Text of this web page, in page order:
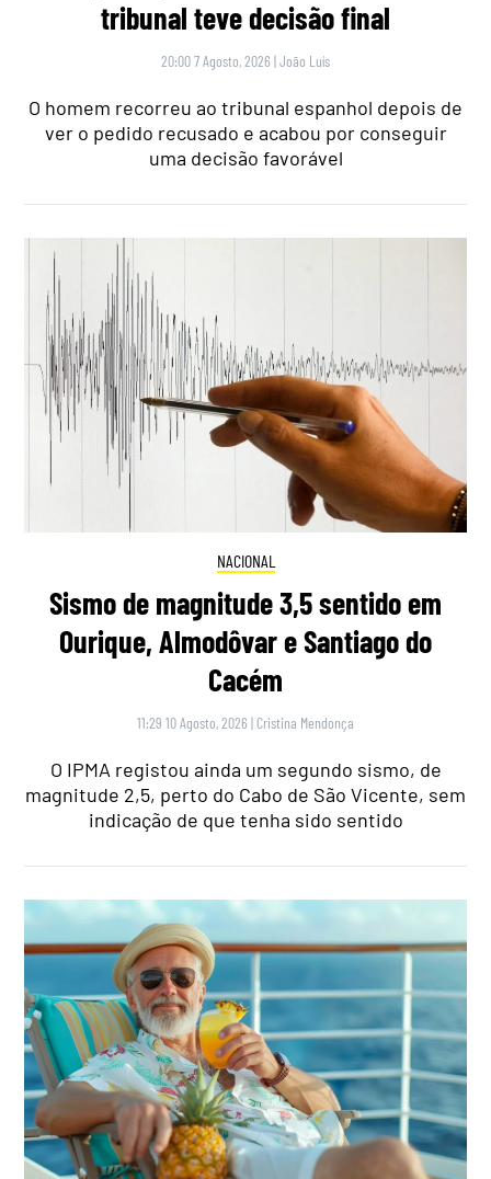
tribunal teve decisão final
20:00 7 Agosto, 2026 |João Luís
O homem recorreu ao tribunal espanhol depois de
ver o pedido recusado e acabou por conseguir
uma decisão favorável
NACIONAL
Sismo de magnitude 3,5 sentido em
Ourique, Almodôvar e Santiago do
Cacém
11:29 10 Agosto, 2026 | Cristina Mendonça
O IPMA registou ainda um segundo sismo, de
magnitude 2,5, perto do Cabo de São Vicente, sem
indicação de que tenha sido sentido